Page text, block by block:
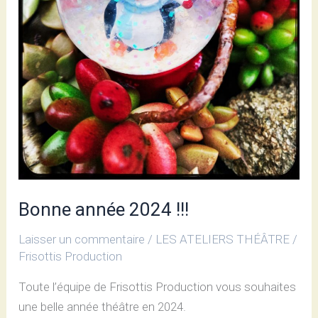
Bonne année 2024 !!!
Laisser un commentaire / LES ATELIERS THÉÂTRE /
Frisottis Production
Toute l’équipe de Frisottis Production vous souhaites
une belle année théâtre en 2024.